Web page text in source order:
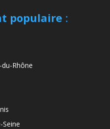
populaire:
Rhône